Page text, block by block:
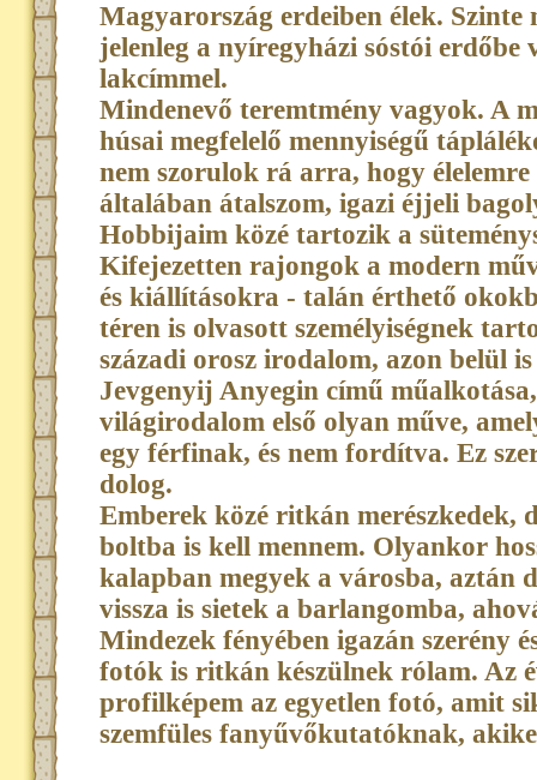
Magyarország erdeiben élek.
jelenleg a nyíregyházi sóstói
lakcímmel.
Mindenevő teremtmény vagyok. A
húsai megfelelő mennyiségű
nem szorulok rá arra, hogy
általában átalszom, igazi éjjeli
Hobbijaim közé tartozik a
Kifejezetten rajongok a modern
és kiállításokra - talán érthető
téren is olvasott személyiségnek
századi orosz irodalom, azon belül
Jevgenyij Anyegin című
világirodalom első olyan műve,
egy férfinak, és nem fordítva. Ez
dolog.
Emberek közé ritkán merészkedek,
boltba is kell mennem. Olyankor
kalapban megyek a városba, aztán
vissza is sietek a barlangomba,
Mindezek fényében igazán szerény
fotók is ritkán készülnek rólam. Az
profilképem az egyetlen fotó, amit
szemfüles fanyűvőkutatóknak,